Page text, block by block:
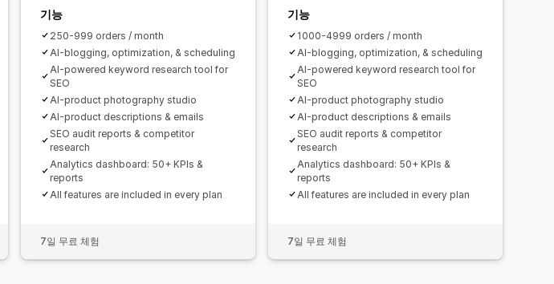
기능
250-999 orders / month
AI-blogging, optimization, & scheduling
AI-powered keyword research tool for
SEO
AI-product photography studio
AI-product descriptions & emails
SEO audit reports & competitor
research
Analytics dashboard: 50+ KPIs &
reports
All features are included in every plan
7일 무료 체험
기능
1000-4999 orders / month
AI-blogging, optimization, & scheduling
AI-powered keyword research tool for
SEO
AI-product photography studio
AI-product descriptions & emails
SEO audit reports & competitor
research
Analytics dashboard: 50+ KPIs &
reports
All features are included in every plan
7일 무료 체험